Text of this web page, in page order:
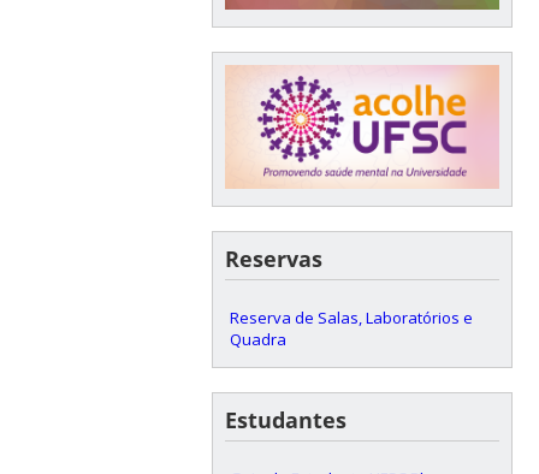
Reservas
Reserva de Salas, Laboratórios e
Quadra
Estudantes